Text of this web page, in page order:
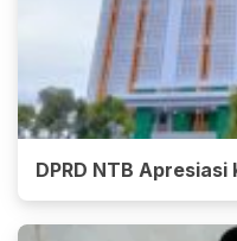
DPRD NTB